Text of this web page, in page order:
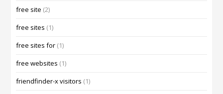
free site (2)
free sites (1)
free sites for (1)
free websites (1)
friendfinder-x visitors (1)